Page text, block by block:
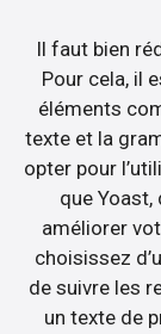
Il faut bien
Pour cela, il
éléments
texte et la
opter pour
que
améliorer
choisissez
de suivre les
un texte de